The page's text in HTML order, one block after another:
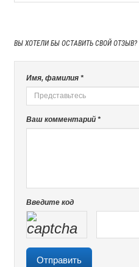
ВЫ ХОТЕЛИ БЫ ОСТАВИТЬ СВОЙ ОТЗЫВ?
Имя, фамилия *
Ваш комментарий *
Введите код